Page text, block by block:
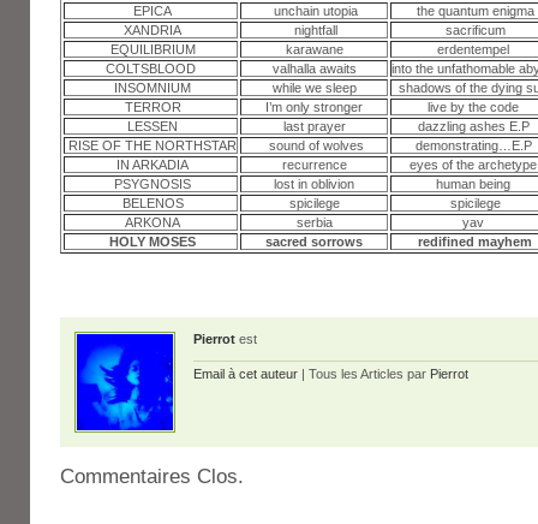
EPICA
unchain utopia
the quantum enigma
XANDRIA
nightfall
sacrificum
EQUILIBRIUM
karawane
erdentempel
COLTSBLOOD
valhalla awaits
into the unfathomable
INSOMNIUM
while we sleep
shadows of the dying
TERROR
I’m only stronger
live by the code
LESSEN
last prayer
dazzling ashes E.P
RISE OF THE NORTHSTAR
sound of wolves
demonstrating…E.P
IN ARKADIA
recurrence
eyes of the archetype
PSYGNOSIS
lost in oblivion
human being
BELENOS
spicilege
spicilege
ARKONA
serbia
yav
HOLY MOSES
sacred sorrows redifined mayhem
Pierrot est
Email à cet auteur | Tous les Articles par Pierrot
Commentaires Clos.